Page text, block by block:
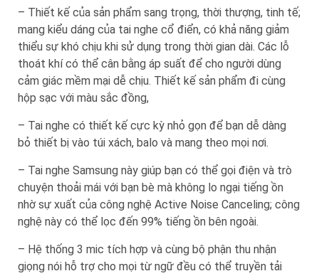
– Thiết kế của sản phẩm sang trọng, thời thượng, tinh tế;
mang kiểu dáng của tai nghe cổ điển, có khả năng giảm
thiểu sự khó chịu khi sử dụng trong thời gian dài. Các lỗ
thoát khí có thể cân bằng áp suất để cho người dùng
cảm giác mềm mại dễ chịu. Thiết kế sản phẩm đi cùng
hộp sạc với màu sắc đồng,
– Tai nghe có thiết kế cực kỳ nhỏ gọn để bạn dễ dàng
bỏ thiết bị vào túi xách, balo và mang theo mọi nơi.
– Tai nghe Samsung này giúp bạn có thể gọi điện và trò
chuyện thoải mái với bạn bè mà không lo ngại tiếng ồn
nhờ sự xuất của công nghệ Active Noise Canceling; công
nghệ này có thể lọc đến 99% tiếng ồn bên ngoài.
– Hệ thống 3 mic tích hợp và cùng bộ phận thu nhận
giọng nói hỗ trợ cho mọi từ ngữ đều có thể truyền tải